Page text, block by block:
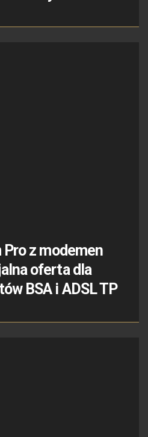
z modemen
oferta dla
BSA i ADSL TP